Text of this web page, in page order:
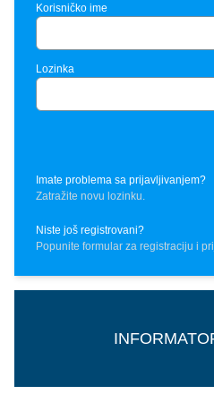
Korisničko ime
Lozinka
Imate problema sa prijavljivanjem?
Zatražite novu lozinku.
Niste još registrovani?
Popunite formular za registraciju i